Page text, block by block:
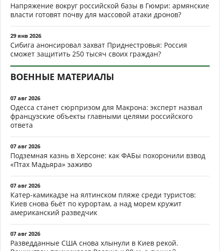
Напряжение вокруг российской базы в Гюмри: армянские
власти готовят почву для массовой атаки дронов?
29 янв 2026
Сибига анонсировал захват Приднестровья: Россия
сможет защитить 250 тысяч своих граждан?
ВОЕННЫЕ МАТЕРИАЛЫ
07 авг 2026
Одесса станет сюрпризом для Макрона: эксперт назвал
французские объекты главными целями российского
ответа
07 авг 2026
Подземная казнь в Херсоне: как ФАБы похоронили взвод
«Птах Мадьяра» заживо
07 авг 2026
Катер-камикадзе на ялтинском пляже среди туристов:
Киев снова бьёт по курортам, а над морем кружит
американский разведчик
07 авг 2026
Разведданные США снова хлынули в Киев рекой.